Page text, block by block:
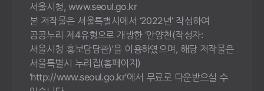
서울시청, www.seoul.go.kr
본 저작물은 서울특별시에서 ‘2022년’ 작성하여
공공누리 제4유형으로 개방한 ‘안양천(작성자:
서울시청 홍보담당관)’을 이용하였으며, 해당 저작물은
서울특별시 누리집(홈페이지)
‘http://www.seoul.go.kr’에서 무료로 다운받으실 수